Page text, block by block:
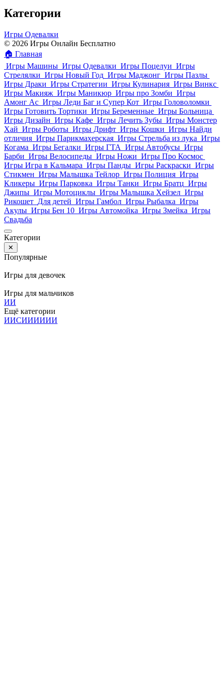
Категории
Игры Одевалки
© 2026 Игры Онлайн Бесплатно
🏠 Главная
Игры Машины Игры Одевалки Игры Поцелуи Игры
Стрелялки Игры Новый Год Игры Маджонг Игры Пазлы
Игры Драки Игры Стратегии Игры Кулинария Игры Винкс
Игры Макияж Игры Маникюр Игры про Зомби Игры
Амонг Ас Игры Леди Баг и Супер Кот Игры Головоломки
Игры Готовить Тортики Игры Беременные Игры Больница
Игры Дизайн Игры Кафе Игры Лечить Зубы Игры Монстер
Хай Игры Роботы Игры Дрифт Игры Кошки Игры Найди
отличия Игры Парикмахерская Игры Стрельба из лука Игры
Когама Игры Бегалки Игры ГТА Игры Автобусы Игры
Барби Игры Велосипеды Игры Ножи Игры Про Космос
Игры Игра в Кальмара Игры Панды Игры Раскраски Игры
Стикмен Игры Малышка Тейлор Игры Полиция Игры
Кликеры Игры Парковка Игры Танки Игры Братц Игры
Джипы Игры Мотоциклы Игры Малышка Хейзел Игры
Рикошет Для детей Игры Гамбол Игры Рыбалка Игры
Акулы Игры Бен 10 Игры Автомойка Игры Змейка Игры
Свадьба
Категории
✕
Популярные
Игры для девочек
Игры для мальчиков
ИИ
Ещё категории
ИИСИИИИИИ